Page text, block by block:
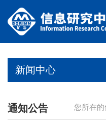
新闻中心
您所在的
通知公告